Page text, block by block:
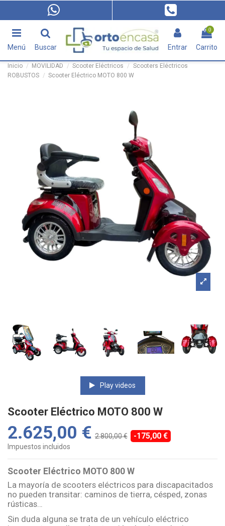
Menú Buscar Entrar
0
Carrito
Inicio MOVILIDAD Scooter Eléctricos
Scooters Eléctricos
ROBUSTOS
Scooter Eléctrico MOTO 800 W
Play videos
Scooter Eléctrico MOTO 800 W
2.625,00 € 2.800,00 € -175,00 €
Impuestos incluidos
Scooter Eléctrico MOTO 800 W
La mayoría de scooters eléctricos para discapacitados
no pueden transitar: caminos de tierra, césped, zonas
rústicas…
Sin duda alguna se trata de un vehículo eléctrico